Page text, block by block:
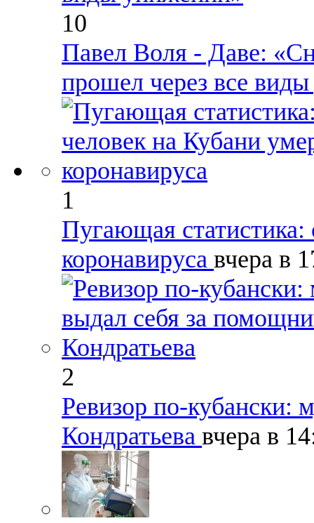
10
Павел Воля - Даве:
прошел через все
1
Пугающая статистика:
коронавируса вчера в
2
Ревизор по-кубански:
Кондратьева вчера в